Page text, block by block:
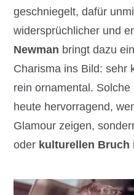
geschniegelt, dafür
widersprüchlicher und
Newman bringt dazu
Charisma ins Bild: sehr
rein ornamental.
heute hervorragend,
Glamour zeigen,
oder kulturellen Bruch